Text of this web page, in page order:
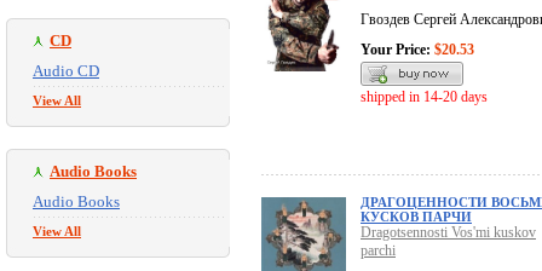
CD
Audio CD
View All
Audio Books
Audio Books
View All
Гвоздев Сергей
Your Price: $20.53
shipped in 14-20 days
ДРАГОЦЕННОСТИ
КУСКОВ ПАРЧИ
Dragotsennosti Vos'mi kuskov
parchi